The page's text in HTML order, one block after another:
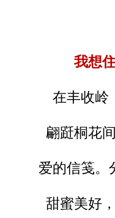
我想
在丰收岭
翩跹桐花
爱的信笺。
甜蜜美好